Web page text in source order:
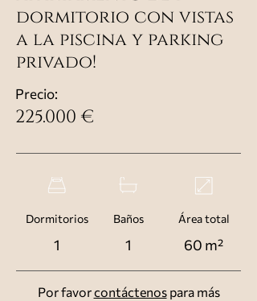
dormitorio con vistas
a la piscina y parking
privado!
Precio:
225.000 €
Dormitorios Baños
1 1
Área total
60 m²
Por favorcontáctenospara más